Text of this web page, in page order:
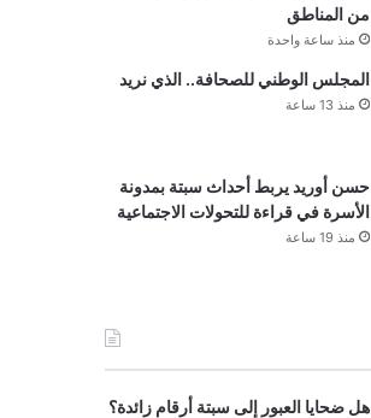
من المناطق
منذ ساعة واحدة
المجلس الوطني للصحافة.. الذي نريد
منذ 13 ساعة
حسن أوريد يربط أحداث سبتة بمدونة
الأسرة في قراءة للتحولات الاجتماعية
منذ 19 ساعة
هل ضحايا العبور إلى سبتة أرقام زائدة؟